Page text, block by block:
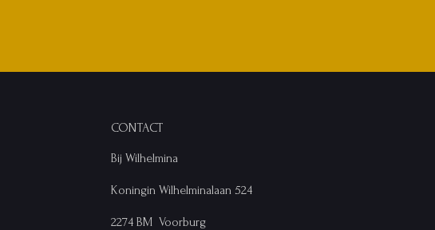
CONTACT
Bij Wilhelmina
Koningin Wilhelminalaan 524
2274 BM Voorburg